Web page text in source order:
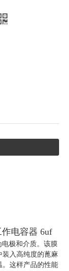
电容器 6uf
电极和介质。该膜
入高纯度的蓖麻
。这样产品的性能